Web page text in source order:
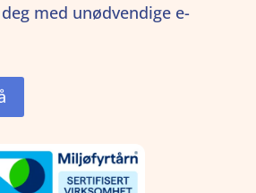
med unødvendige e-